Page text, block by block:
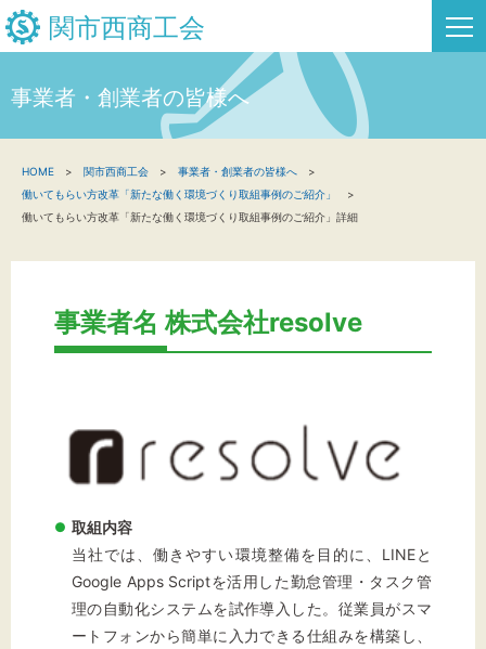
関市西商工会
新着情報
関市西商工会について
お問い合わせ
文字サイズ
標準 拡大
事業者・創業者の皆様へ
HOME 関市西商工会
事業者・創業者の皆様へ
働いてもらい方改革「新たな働く環境づくり取組事例のご紹介」
働いてもらい方改革「新たな働く環境づくり取組事例のご紹介」詳細
事業者名 株式会社resolve
取組内容
当社では、働きやすい環境整備を目的に、LINEと
Google Apps Scriptを活用した勤怠管理・タスク管
理の自動化システムを試作導入した。従業員がスマ
ートフォンから簡単に入力できる仕組みを構築し、